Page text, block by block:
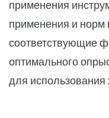
применения
применения и норм
соответствующие
оптимального
для использования